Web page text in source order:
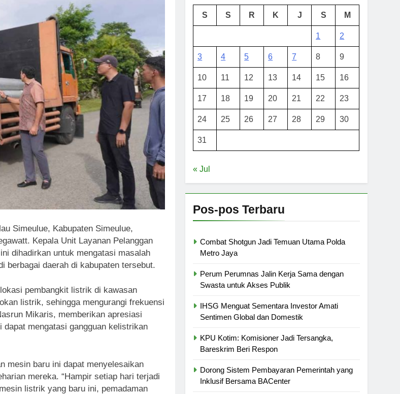
Simeulue, Kabupaten Simeulue,
Kepala Unit Layanan Pelanggan
dihadirkan untuk mengatasi masalah
berbagai daerah di kabupaten tersebut.
pembangkit listrik di kawasan
listrik, sehingga mengurangi frekuensi
Mikaris, memberikan apresiasi
mengatasi gangguan kelistrikan
mesin baru ini dapat menyelesaikan
mereka. “Hampir setiap hari terjadi
listrik yang baru ini, pemadaman
S S R K J S M
1 2
3 4 5 6 7 8 9
10 11 12 13 14 15 16
17 18 19 20 21 22 23
24 25 26 27 28 29 30
31
« Jul
Pos-pos Terbaru
Combat Shotgun Jadi Temuan Utama Polda
Metro Jaya
Perum Perumnas Jalin Kerja Sama dengan
Swasta untuk Akses Publik
IHSG Menguat Sementara Investor Amati
Sentimen Global dan Domestik
KPU Kotim: Komisioner Jadi Tersangka,
Bareskrim Beri Respon
Dorong Sistem Pembayaran Pemerintah yang
Inklusif Bersama BACenter